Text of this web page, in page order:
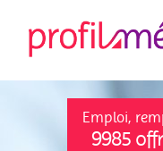
Emploi,
9985